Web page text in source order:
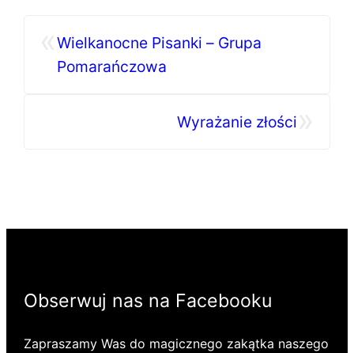
«Wielkanocne Pisanki – Grupa
Pomarańczowa
Wyrażanie złości
Obserwuj nas na Facebooku
Zapraszamy Was do magicznego zakątka naszego